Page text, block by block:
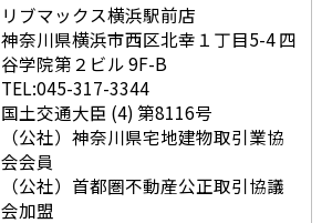
リブマックス横浜駅前店
神奈川県横浜市西区北幸１丁目5-4 四
谷学院第２ビル 9F-B
TEL:045-317-3344
国土交通大臣 (4) 第8116号
（公社）神奈川県宅地建物取引業協
会会員
（公社）首都圏不動産公正取引協議
会加盟